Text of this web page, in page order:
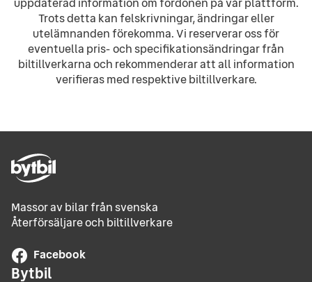
Trots detta kan felskrivningar, ändringar eller
utelämnanden förekomma. Vi reserverar oss för
eventuella pris- och specifikationsändringar från
biltillverkarna och rekommenderar att all information
verifieras med respektive biltillverkare.
Massor av bilar från svenska
Återförsäljare och biltillverkare
Facebook
Bytbil